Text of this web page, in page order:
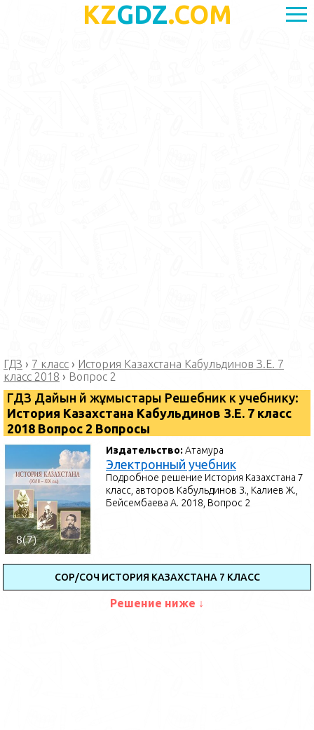
KZGDZ.COM
ГДЗ › 7 класс › История Казахстана Кабульдинов З.Е. 7
класс 2018 › Вопрос 2
ГДЗ Дайын үй жұмыстары Решебник к учебнику:
История Казахстана Кабульдинов З.Е. 7 класс
2018 Вопрос 2 Вопросы
Издательство:Атамура
Электронный учебник
Подробное решение История Казахстана 7
класс, авторов Кабульдинов З., Калиев Ж.,
Бейсембаева А. 2018, Вопрос 2
СОР/СОЧ ИСТОРИЯ КАЗАХСТАНА 7 КЛАСС
Решение ниже ↓